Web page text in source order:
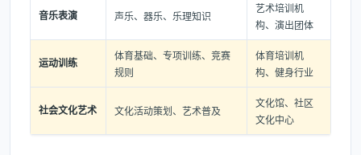
音乐表演 声乐、器乐、乐理知识
艺术培训机
构、演出团体
运动训练
体育基础、专项训练、竞赛
规则
体育培训机
构、健身行业
社会文化艺术 文化活动策划、艺术普及
文化馆、社区
文化中心